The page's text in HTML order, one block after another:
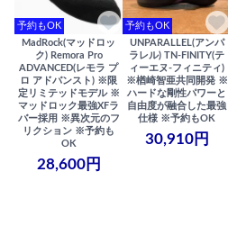
予約もOK
MadRock(マッドロッ
ク) Remora Pro
ADVANCED(レモラ プ
ロ アドバンスト) ※限
定リミテッドモデル ※
マッドロック最強XFラ
バー採用 ※異次元のフ
リクション ※予約も
OK
28,600円
予約もOK
UNPARALLEL(アンパ
ラレル) TN-FINITY(テ
ィーエヌ-フィニティ)
※楢崎智亜共同開発 ※
ハードな剛性パワーと
自由度が融合した最強
仕様 ※予約もOK
30,910円